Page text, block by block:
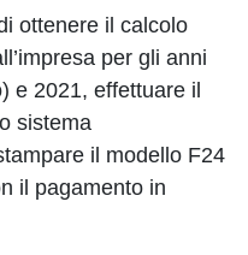
ottenere il calcolo
per gli anni
e 2021, effettuare il
sistema
il modello F24
il pagamento in